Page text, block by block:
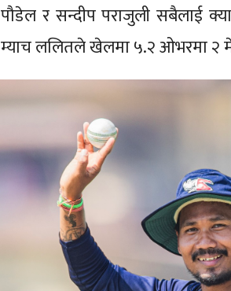
पौडेल र सन्दीप पराजुली सबैलाई
म्याच ललितले खेलमा ५.२ ओभरमा २